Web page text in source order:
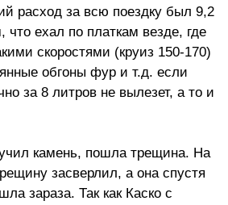
расход за всю поездку был 9,2
что ехал по платкам везде, где
скоростями (круиз 150-170)
обгоны фур и т.д. если
за 8 литров не вылезет, а то и
камень, пошла трещина. На
засверлил, а она спустя
зараза. Так как Каско с